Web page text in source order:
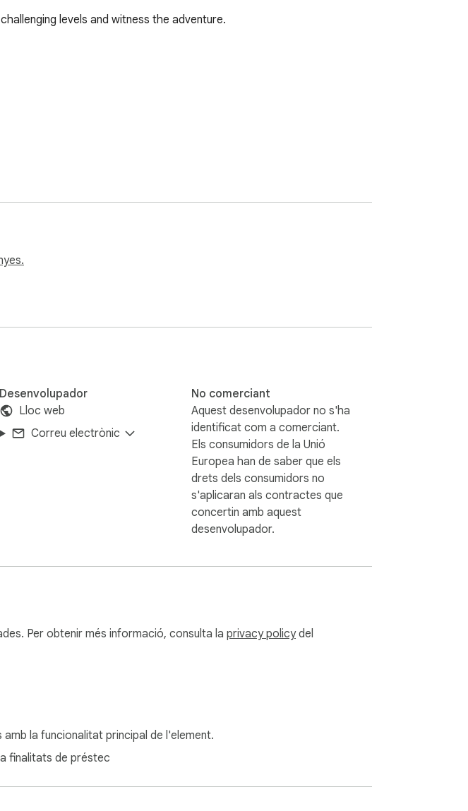
levels and witness the adventure.
Adventure Game extension does not contain any hidden ads.
Desenvolupador
Lloc web
Correu electrònic
No comerciant
Aquest desenvolupador no s'ha
identificat com a comerciant.
Els consumidors de la Unió
Europea han de saber que els
drets dels consumidors no
s'aplicaran als contractes que
concertin amb aquest
desenvolupador.
Per obtenir més informació, consulta la privacy policydel
la funcionalitat principal de l'element.
finalitats de préstec